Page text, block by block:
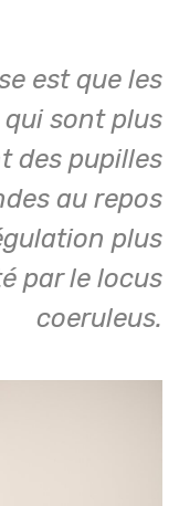
est que les
sont plus
des pupilles
au repos
plus
par le locus
coeruleus.